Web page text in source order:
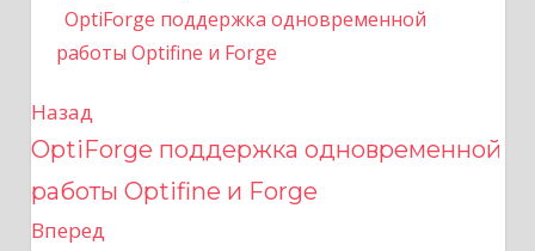
OptiForge поддержка одновременной
работы Optifine и Forge
Н
а
в
Назад
OptiForge поддержка одновременной
работы Optifine и Forge
Вперед